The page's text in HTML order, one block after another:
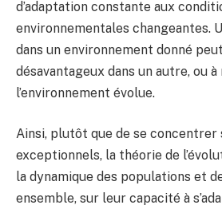
d’adaptation constante aux
environnementales changeantes.
dans un environnement donné
désavantageux dans un autre, ou à
l’environnement évolue.
Ainsi, plutôt que de se concentrer
exceptionnels, la théorie de
la dynamique des populations et
ensemble, sur leur capacité à